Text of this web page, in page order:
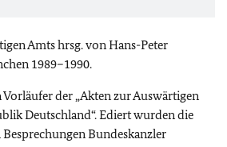
Amts hrsg. von Hans-Peter
1989–1990.
der „Akten zur Auswärtigen
Deutschland“. Ediert wurden die
Bundeskanzler